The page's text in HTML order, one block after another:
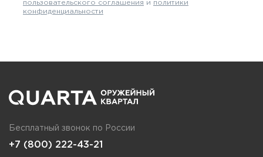
пользовательского соглашения и политики
конфиденциальности
Бесплатный звонок по России
+7 (800) 222-43-21